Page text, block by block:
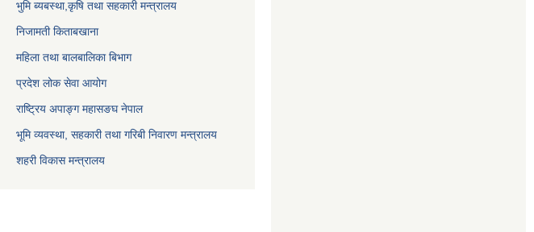
भुमि ब्यबस्था,कृषि तथा सहकारी मन्त्रालय
निजामती किताबखाना
महिला तथा बालबालिका बिभाग
प्रदेश लोक सेवा आयोग
राष्ट्रिय अपाङ्ग महासङघ नेपाल
भूमि व्यवस्था, सहकारी तथा गरिबी निवारण मन्त्रालय
शहरी विकास मन्त्रालय